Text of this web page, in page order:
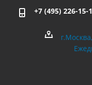
+7 (495) 226-15-